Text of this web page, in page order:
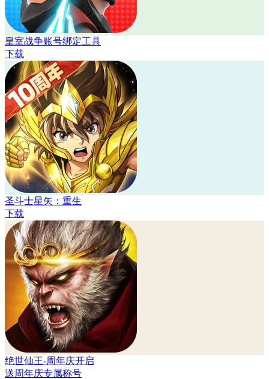
皇室战争账号绑定工具
下载
圣斗士星矢：重生
下载
绝世仙王-周年庆开启
送周年庆专属称号